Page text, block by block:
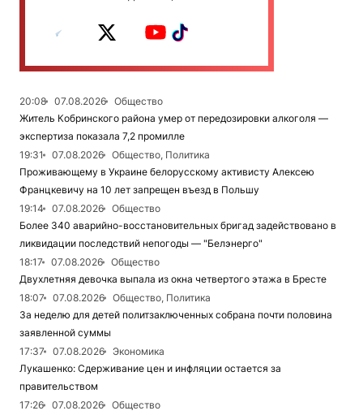
20:08 07.08.2026
Общество
Житель Кобринского района умер от передозировки алкоголя —
экспертиза показала 7,2 промилле
19:31
07.08.2026
Общество, Политика
Проживающему в Украине белорусскому активисту Алексею
Францкевичу на 10 лет запрещен въезд в Польшу
19:14
07.08.2026
Общество
Более 340 аварийно-восстановительных бригад задействовано в
ликвидации последствий непогоды — "Белэнерго"
18:17
07.08.2026
Общество
Двухлетняя девочка выпала из окна четвертого этажа в Бресте
18:07
07.08.2026
Общество, Политика
За неделю для детей политзаключенных собрана почти половина
заявленной суммы
17:37
07.08.2026
Экономика
Лукашенко: Сдерживание цен и инфляции остается за
правительством
17:26
07.08.2026
Общество